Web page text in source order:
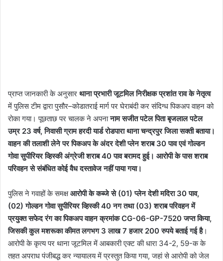
प्राप्त जानकारी के अनुसार थाना प्रभारी जूटमिल निरीक्षक प्रशांत राव के नेतृत्व
में पुलिस टीम द्वारा पुसौर–कोडातराई मार्ग पर घेराबंदी कर संदिग्ध पिकअप वाहन को
रोका गया। पूछताछ पर चालक ने अपनानाम सजीत पटेल पिता बृजलाल पटेल
उम्र 23 वर्ष, निवासी ग्राम हरदी यार्ड रोडपारा थाना चन्द्रपुर जिला सक्ती बताया।
वाहन की तलाशी लेने पर पिकअप के अंदर देशी प्लेन शराब 30 पाव एवं गोल्डन
गोवा सुपीरियर व्हिस्की अंग्रेजी शराब 40 पाव बरामद हुई। आरोपी के पास शराब
परिवहन से संबंधित कोई वैध दस्तावेज नहीं पाया गया।
पुलिस ने गवाहों के समक्षआरोपी के कब्जे से (01) प्लेन देशी मदिरा 30 पाव,
(02) गोल्डन गोवा सुपीरियर व्हिस्की 40 नग तथा (03) शराब परिवहन में
प्रयुक्त सफेद रंग का पिकअप वाहन क्रमांक CG-06-GP-7520 जप्त किया,
जिसकी कुल मशरूका कीमत लगभग 3 लाख 7 हजार 200 रुपये बताई गई है।
आरोपी के कृत्य पर थाना जूटमिल में आबकारी एक्ट की धारा 34-2, 59-क के
तहत अपराध पंजीबद्ध कर न्यायालय में प्रस्तुत किया गया, जहां से आरोपी को जेल